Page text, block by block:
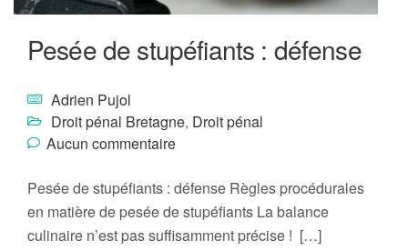
Pesée de stupéfiants : défense
Adrien Pujol
Droit pénal Bretagne, Droit pénal
Aucun commentaire
Pesée de stupéfiants : défense Règles procédurales
en matière de pesée de stupéfiants La balance
culinaire n’est pas suffisamment précise ! […]